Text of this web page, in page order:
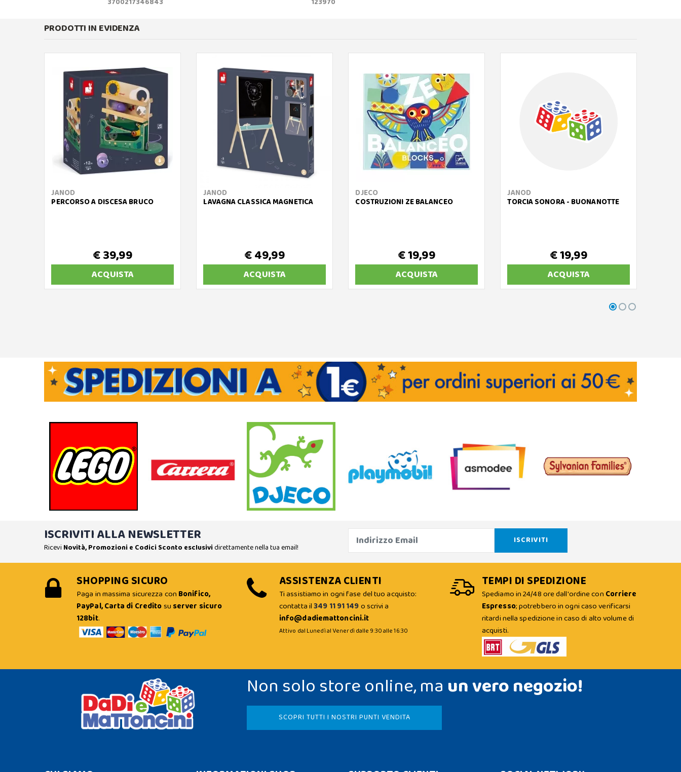
PRODOTTI IN EVIDENZA
JANOD
PERCORSO A DISCESA BRUCO
€ 39,99
ACQUISTA
JANOD
LAVAGNA CLASSICA MAGNETICA
€ 49,99
ACQUISTA
DJECO
COSTRUZIONI ZE BALANCEO
€ 19,99
ACQUISTA
JANOD
TORCIA SONORA - BUONANOTTE
€ 19,99
ACQUISTA
ISCRIVITI ALLA NEWSLETTER
Ricevi Novità, Promozioni e Codici Sconto esclusividirettamente nella tua email!
SHOPPING SICURO
Paga in massima sicurezza con Bonifico,
PayPal, Carta di Creditosu server sicuro
128bit.
ASSISTENZA CLIENTI
Ti assistiamo in ogni fase del tuo acquisto:
contatta il349 11 91 149o scrivi a
info@dadiemattoncini.it
Attivo dal Lunedì al Venerdì dalle 9:30 alle 16:30
TEMPI DI SPEDIZIONE
Spediamo in 24/48 ore dall'ordine con Corriere
Espresso; potrebbero in ogni caso verificarsi
ritardi nella spedizione in caso di alto volume di
acquisti.
Non solo store online, ma un vero negozio!
SCOPRI TUTTI I NOSTRI PUNTI VENDITA